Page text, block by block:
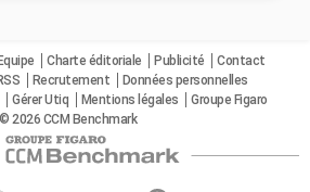
Equipe Charte éditoriale Publicité
Contact
Recrutement
Données personnelles
Gérer Utiq Mentions légales
Groupe Figaro
© 2026 CCM Benchmark